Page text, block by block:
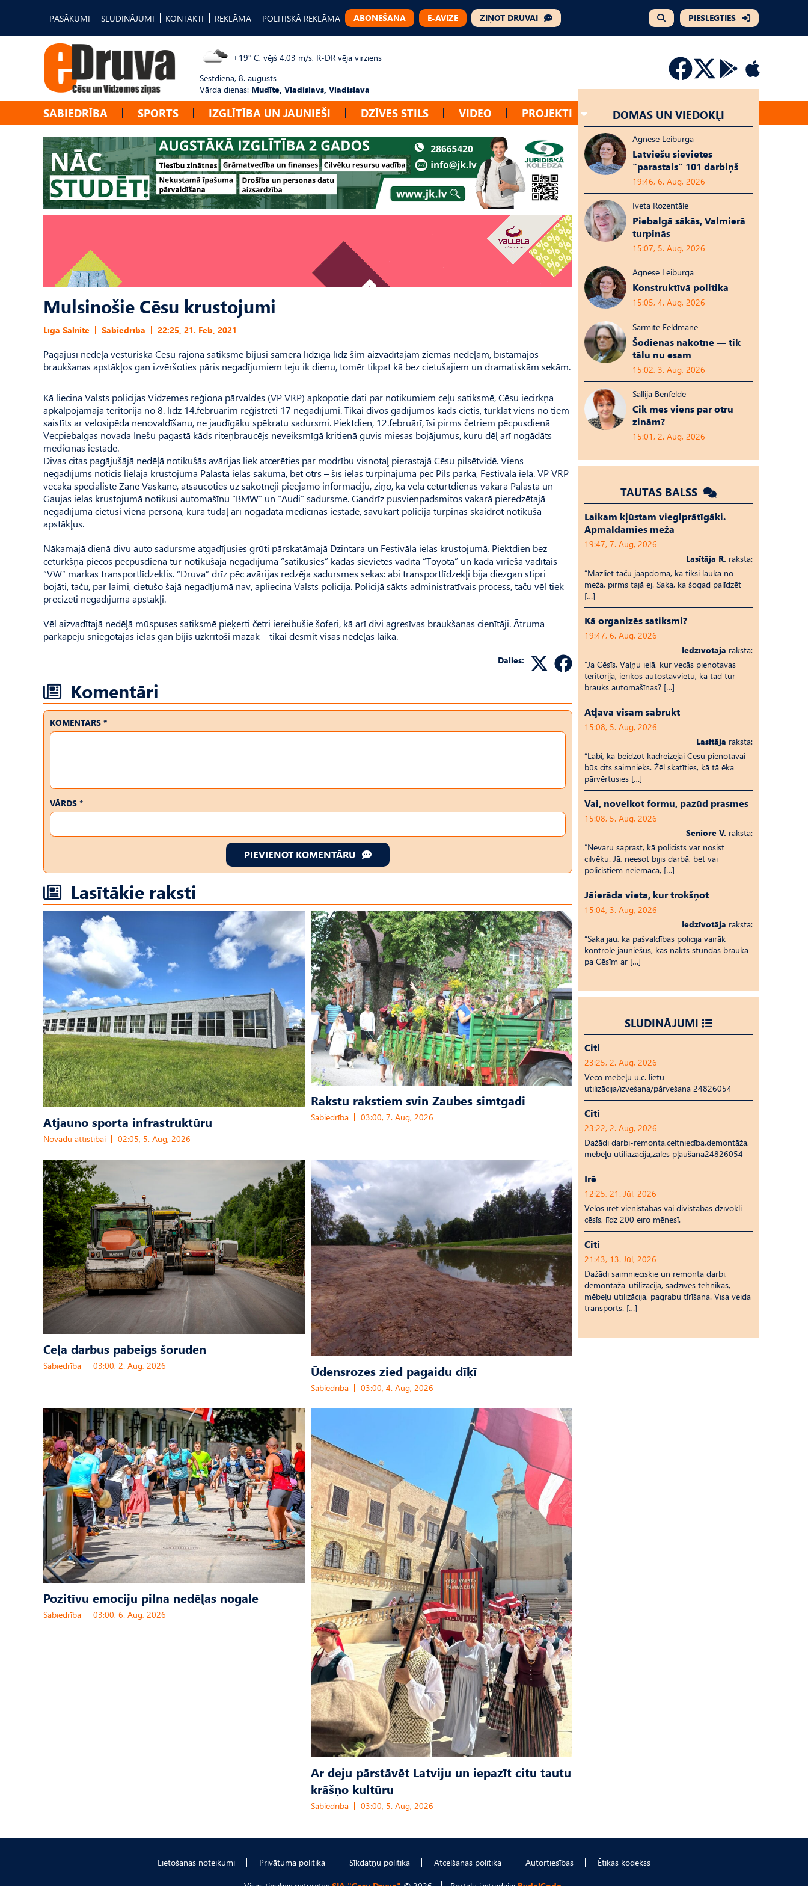
PASĀKUMI SLUDINĀJUMI KONTAKTI REKLĀMA POLITISKĀ REKLĀMA ABONĒŠANA E-AVĪZE ZIŅOT DRUVAI PIESLĒGTIES
+19° C, vējš 4.03 m/s, R-DR vēja virziens
Sestdiena, 8. augusts
Vārda dienas: Mudīte, Vladislavs, Vladislava
SABIEDRĪBA SPORTS IZGLĪTĪBA UN JAUNIEŠI DZĪVES STILS VIDEO PROJEKTI
Mulsinošie Cēsu krustojumi
Līga Salnite Sabiedrība 22:25, 21. Feb, 2021
Pagājusī nedēļa vēsturiskā Cēsu rajona satiksmē bijusi samērā līdzīga līdz šim aizvadītajām ziemas nedēļām, bīstamajos
braukšanas apstākļos gan izvēršoties pāris negadījumiem teju ik dienu, tomēr tikpat kā bez cietušajiem un dramatiskām sekām.
Kā liecina Valsts policijas Vidzemes reģiona pārvaldes (VP VRP) apkopotie dati par notikumiem ceļu satiksmē, Cēsu iecirkņa
apkalpojamajā teritorijā no 8. līdz 14.februārim reģistrēti 17 negadījumi. Tikai divos gadījumos kāds cietis, turklāt viens no tiem
saistīts ar velosipēda nenovaldīšanu, ne jaudīgāku spēkratu sadursmi. Piektdien, 12.februārī, īsi pirms četriem pēcpusdienā
Vecpiebalgas novada Inešu pagastā kāds riteņbraucējs neveiksmīgā kritienā guvis miesas bojājumus, kuru dēļ arī nogādāts
medicīnas iestādē.
Divas citas pagājušājā nedēļā notikušās avārijas liek atcerēties par modrību visnotaļ pierastajā Cēsu pilsētvidē. Viens
negadījums noticis lielajā krustojumā Palasta ielas sākumā, bet otrs – šīs ielas turpinājumā pēc Pils parka, Festivāla ielā. VP VRP
vecākā speciāliste Zane Vaskāne, atsaucoties uz sākotnēji pieejamo informāciju, ziņo, ka vēlā ceturt­dienas vakarā Palasta un
Gaujas ielas krustojumā notikusi automašīnu “BMW” un “Audi” sadursme. Gandrīz pusvienpa­dsmitos vakarā pieredzētajā
negadījumā cietusi viena persona, kura tūdaļ arī nogādāta medicīnas iestādē, savukārt policija turpinās skaidrot notikušā
apstākļus.
Nākamajā dienā divu auto sadursme atgadījusies grūti pārskatāmajā Dzintara un Festivāla ielas krustojumā. Piektdien bez
ceturkšņa piecos pēcpusdienā tur notikušajā negadījumā “satikusies” kādas sievietes vadītā “Toyota” un kāda vīrieša vadītais
“VW” markas transportlīdzeklis. “Druva” drīz pēc avārijas redzēja sadursmes sekas: abi transportlīdzekļi bija diezgan stipri
bojāti, taču, par laimi, cietušo šajā negadījumā nav, apliecina Valsts policija. Policijā sākts administratīvais process, taču vēl tiek
precizēti negadījuma apstākļi.
Vēl aizvadītajā nedēļā mūspuses satiksmē pieķerti četri iereibušie šoferi, kā arī divi agresīvas braukšanas cienītāji. Ātruma
pārkāpēju sniegotajās ielās gan bijis uzkrītoši mazāk – tikai desmit visas nedēļas laikā.
Dalies:
Komentāri
KOMENTĀRS *
VĀRDS *
PIEVIENOT KOMENTĀRU
Lasītākie raksti
Atjauno sporta infrastruktūru
Novadu attīstībai 02:05, 5. Aug, 2026
Rakstu rakstiem svin Zaubes simtgadi
Sabiedrība 03:00, 7. Aug, 2026
Ceļa darbus pabeigs šoruden
Sabiedrība 03:00, 2. Aug, 2026 Ūdensrozes zied pagaidu dīķī
Sabiedrība 03:00, 4. Aug, 2026
Pozitīvu emociju pilna nedēļas nogale
Sabiedrība 03:00, 6. Aug, 2026
Ar deju pārstāvēt Latviju un iepazīt citu tautu
krāšņo kultūru
Sabiedrība 03:00, 5. Aug, 2026
DOMAS UN VIEDOKĻI
Agnese Leiburga
Latviešu sievietes
“parastais” 101 darbiņš
19:46, 6. Aug, 2026
Iveta Rozentāle
Piebalgā sākās, Valmierā
turpinās
15:07, 5. Aug, 2026
Agnese Leiburga
Konstruktīvā politika
15:05, 4. Aug, 2026
Sarmīte Feldmane
Šodienas nākotne — tik
tālu nu esam
15:02, 3. Aug, 2026
Sallija Benfelde
Cik mēs viens par otru
zinām?
15:01, 2. Aug, 2026
TAUTAS BALSS
Laikam kļūstam vieglprātīgāki.
Apmaldamies mežā
19:47, 7. Aug, 2026
Lasītāja R. raksta:
“Mazliet taču jāapdomā, kā tiksi laukā no
meža, pirms tajā ej. Saka, ka šogad palīdzēt
[…]
Kā organizēs satiksmi?
19:47, 6. Aug, 2026
Iedzīvotāja raksta:
“Ja Cēsīs, Vaļņu ielā, kur vecās pienotavas
teritorija, ierīkos autostāvvietu, kā tad tur
brauks automašīnas? […]
Atļāva visam sabrukt
15:08, 5. Aug, 2026
Lasītāja raksta:
“Labi, ka beidzot kādreizējai Cēsu pienotavai
būs cits saimnieks. Žēl skatīties, kā tā ēka
pārvērtusies […]
Vai, novelkot formu, pazūd prasmes
15:08, 5. Aug, 2026
Seniore V. raksta:
“Nevaru saprast, kā policists var nosist
cilvēku. Jā, neesot bijis darbā, bet vai
policistiem neiemāca, […]
Jāierāda vieta, kur trokšņot
15:04, 3. Aug, 2026
Iedzīvotāja raksta:
“Saka jau, ka pašvaldības policija vairāk
kontrolē jauniešus, kas nakts stundās braukā
pa Cēsīm ar […]
SLUDINĀJUMI
Citi
23:25, 2. Aug, 2026
Veco mēbeļu u.c. lietu
utilizācija/izvešana/pārvešana 24826054
Citi
23:22, 2. Aug, 2026
Dažādi darbi-remonta,celtniecība,demontāža,
mēbeļu utiliāzācija,zāles pļaušana24826054
Īrē
12:25, 21. Jūl, 2026
Vēlos īrēt vienistabas vai divistabas dzīvokli
cēsīs, līdz 200 eiro mēnesī.
Citi
21:43, 13. Jūl, 2026
Dažādi saimnieciskie un remonta darbi,
demontāža-utilizācija, sadzīves tehnikas,
mēbeļu utilizācija, pagrabu tīrīšana. Visa veida
transports. […]
Lietošanas noteikumi Privātuma politika Sīkdatņu politika Atcelšanas politika Autortiesības Ētikas kodekss